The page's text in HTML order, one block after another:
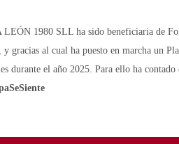
1980 SLL ha sido beneficiaria de
gracias al cual ha puesto en marcha un
durante el año 2025. Para ello ha